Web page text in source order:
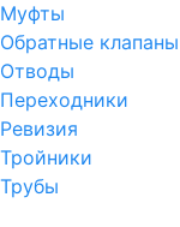
Муфты
Обратные клапаны
Отводы
Переходники
Ревизия
Тройники
Трубы